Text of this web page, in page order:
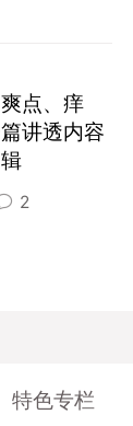
点、痒
讲透内容
2
特色专栏